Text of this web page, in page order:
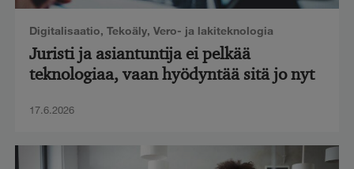
Digitalisaatio, Tekoäly, Vero- ja lakiteknologia
Juristi ja asiantuntija ei pelkää
teknologiaa, vaan hyödyntää sitä jo nyt
17.6.2026